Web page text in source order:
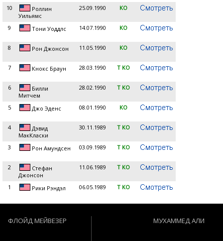
10
Роллин
Уильямс
25.09.1990 KO
9 Тони Уоддлс 14.07.1990 KO
8 Рон Джонсон 11.05.1990 KO
7 Кнокс Браун 28.03.1990 T KO
6
Билли
Митчем
28.02.1990 T KO
5 Джо Эденс 08.01.1990 KO
4
Дэвид
МакКласки
30.11.1989 T KO
3 Рон Амундсен 03.09.1989 T KO
2
Стефан
Джонсон
11.06.1989 T KO
1 Рики Рэндэл 06.05.1989 T KO
ФЛОЙД МЕЙВЕЗЕР МУХАММЕД АЛИ